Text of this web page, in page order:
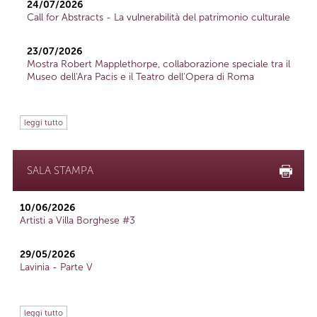
24/07/2026
Call for Abstracts - La vulnerabilità del patrimonio culturale
23/07/2026
Mostra Robert Mapplethorpe, collaborazione speciale tra il
Museo dell'Ara Pacis e il Teatro dell'Opera di Roma
leggi tutto
SALA STAMPA
10/06/2026
Artisti a Villa Borghese #3
29/05/2026
Lavinia - Parte V
leggi tutto